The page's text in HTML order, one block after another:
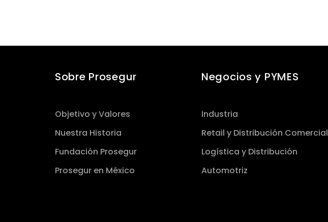
Sobre Prosegur
Objetivo y Valores
Nuestra Historia
Fundación Prosegur
Prosegur en México
Negocios y PYMES
Industria
Retail y Distribución Comercial
Logística y Distribución
Automotriz